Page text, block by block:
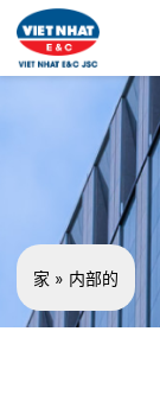
家 » 内部的